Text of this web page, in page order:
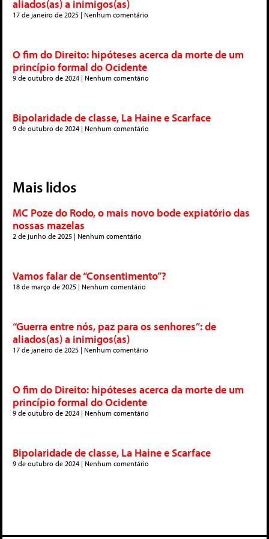
aliados(as) a inimigos(as)
17 de janeiro de 2025 Nenhum comentário
O fim do Direito: hipóteses acerca da morte de um
princípio formal do Ocidente
9 de outubro de 2024 Nenhum comentário
Bipolaridade de classe, La Haine e Scarface
9 de outubro de 2024 Nenhum comentário
Mais lidos
MC Poze do Rodo, o mais novo bode expiatório das
nossas mazelas
2 de junho de 2025 Nenhum comentário
Vamos falar de “Consentimento”?
18 de março de 2025 Nenhum comentário
“Guerra entre nós, paz para os senhores”: de
aliados(as) a inimigos(as)
17 de janeiro de 2025 Nenhum comentário
O fim do Direito: hipóteses acerca da morte de um
princípio formal do Ocidente
9 de outubro de 2024 Nenhum comentário
Bipolaridade de classe, La Haine e Scarface
9 de outubro de 2024 Nenhum comentário